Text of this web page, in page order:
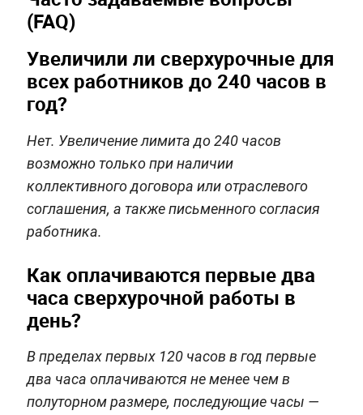
(FAQ)
Увеличили ли сверхурочные для
всех работников до 240 часов в
год?
Нет. Увеличение лимита до 240 часов
возможно только при наличии
коллективного договора или отраслевого
соглашения, а также письменного согласия
работника.
Как оплачиваются первые два
часа сверхурочной работы в
день?
В пределах первых 120 часов в год первые
два часа оплачиваются не менее чем в
полуторном размере, последующие часы —